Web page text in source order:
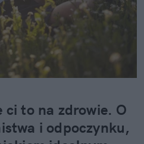
ci to na zdrowie. O
i odpoczynku,